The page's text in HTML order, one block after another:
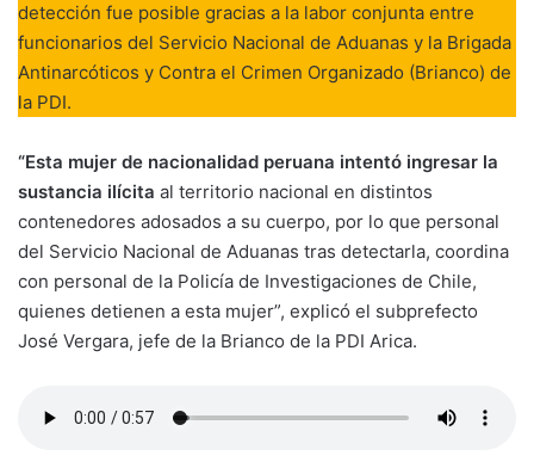
detección fue posible gracias a la labor conjunta entre
funcionarios del Servicio Nacional de Aduanas y la Brigada
Antinarcóticos y Contra el Crimen Organizado (Brianco) de
la PDI.
“Esta mujer de nacionalidad peruana intentó ingresar la
sustancia ilícita al territorio nacional en distintos
contenedores adosados a su cuerpo, por lo que personal
del Servicio Nacional de Aduanas tras detectarla, coordina
con personal de la Policía de Investigaciones de Chile,
quienes detienen a esta mujer”, explicó el subprefecto
José Vergara, jefe de la Brianco de la PDI Arica.